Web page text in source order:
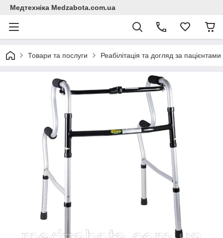
Медтехніка Medzabota.com.ua
Товари та послуги Реабілітація та догляд за пацієнтами